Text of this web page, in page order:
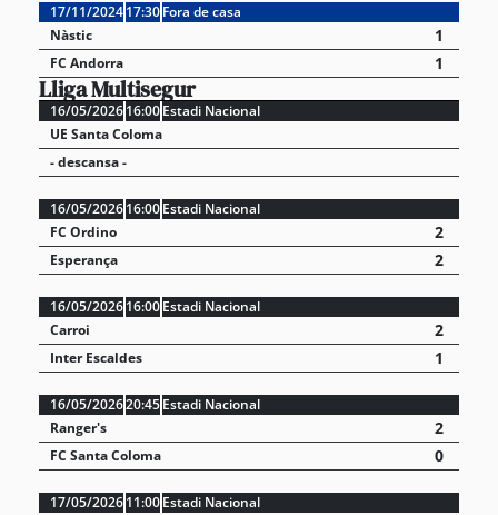
17/11/202417:30Fora de casa
Nàstic
1
FC Andorra 1
Lliga Multisegur
16/05/202616:00Estadi Nacional
UE Santa Coloma
- descansa -
16/05/202616:00Estadi Nacional
FC Ordino
2
Esperança 2
16/05/202616:00Estadi Nacional
Carroi
2
Inter Escaldes 1
16/05/202620:45Estadi Nacional
Ranger's
2
FC Santa Coloma 0
17/05/202611:00Estadi Nacional